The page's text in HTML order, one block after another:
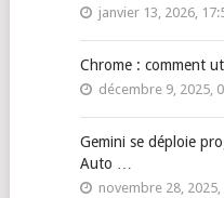
janvier 13, 2026,
Chrome : comment
décembre 9, 2025,
Gemini se déploie
Auto …
novembre 28, 2025,